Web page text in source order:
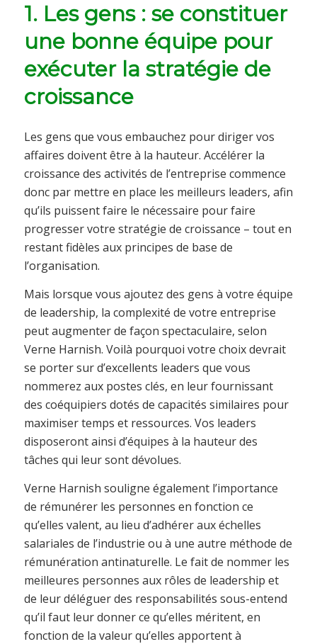
1. Les gens : se constituer
une bonne équipe pour
exécuter la stratégie de
croissance
Les gens que vous embauchez pour diriger vos
affaires doivent être à la hauteur. Accélérer la
croissance des activités de l’entreprise commence
donc par mettre en place les meilleurs leaders, afin
qu’ils puissent faire le nécessaire pour faire
progresser votre stratégie de croissance – tout en
restant fidèles aux principes de base de
l’organisation.
Mais lorsque vous ajoutez des gens à votre équipe
de leadership, la complexité de votre entreprise
peut augmenter de façon spectaculaire, selon
Verne Harnish. Voilà pourquoi votre choix devrait
se porter sur d’excellents leaders que vous
nommerez aux postes clés, en leur fournissant
des coéquipiers dotés de capacités similaires pour
maximiser temps et ressources. Vos leaders
disposeront ainsi d’équipes à la hauteur des
tâches qui leur sont dévolues.
Verne Harnish souligne également l’importance
de rémunérer les personnes en fonction ce
qu’elles valent, au lieu d’adhérer aux échelles
salariales de l’industrie ou à une autre méthode de
rémunération antinaturelle. Le fait de nommer les
meilleures personnes aux rôles de leadership et
de leur déléguer des responsabilités sous-entend
qu’il faut leur donner ce qu’elles méritent, en
fonction de la valeur qu’elles apportent à